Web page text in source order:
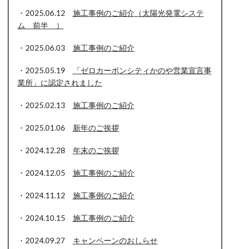
・2025.06.12 施工事例のご紹介 （太陽光発電システ
ム 前半 ）
・2025.06.03 施工事例のご紹介
・2025.05.19
「ゼロカーボンシティかのや営業宣言事
業所」に認定されました
・2025.02.13 施工事例のご紹介
・2025.01.06 新年のご挨拶
・2024.12.28 年末のご挨拶
・2024.12.05 施工事例のご紹介
・2024.11.12 施工事例のご紹介
・2024.10.15 施工事例のご紹介
・2024.09.27 キャンペーンのおしらせ